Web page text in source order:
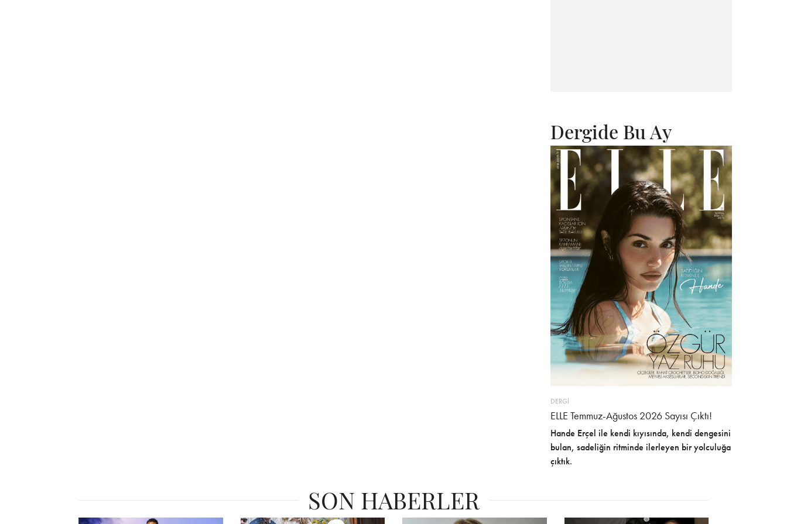
Dergide Bu Ay
DERGİ
ELLE Temmuz-Ağustos 2026 Sayısı Çıktı!
Hande Erçel ile kendi kıyısında, kendi dengesini
bulan, sadeliğin ritminde ilerleyen bir yolculuğa
çıktık.
SON HABERLER